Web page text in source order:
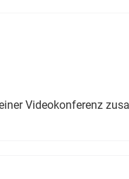
Videokonferenz